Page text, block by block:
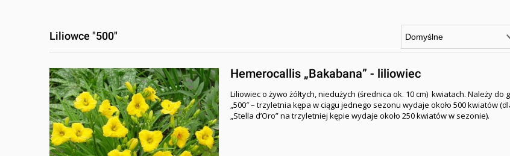
Liliowce "500"
Hemerocallis „Bakabana” - liliowiec
Liliowiec o żywo żółtych, niedużych (średnica ok. 10 cm) kwiatach. Należy do
„500″ – trzyletnia kępa w ciągu jednego sezonu wydaje około 500 kwiatów
„Stella d’Oro” na trzyletniej kępie wydaje około 250 kwiatów w sezonie).